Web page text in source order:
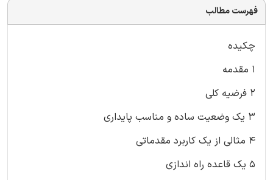
فهرست مطالب
چکیده
1 مقدمه
2 فرضیه کلی
3 یک وضعیت ساده و مناسب پایداری
4 مثالی از یک کاربرد مقدماتی
5 یک قاعده راه اندازی